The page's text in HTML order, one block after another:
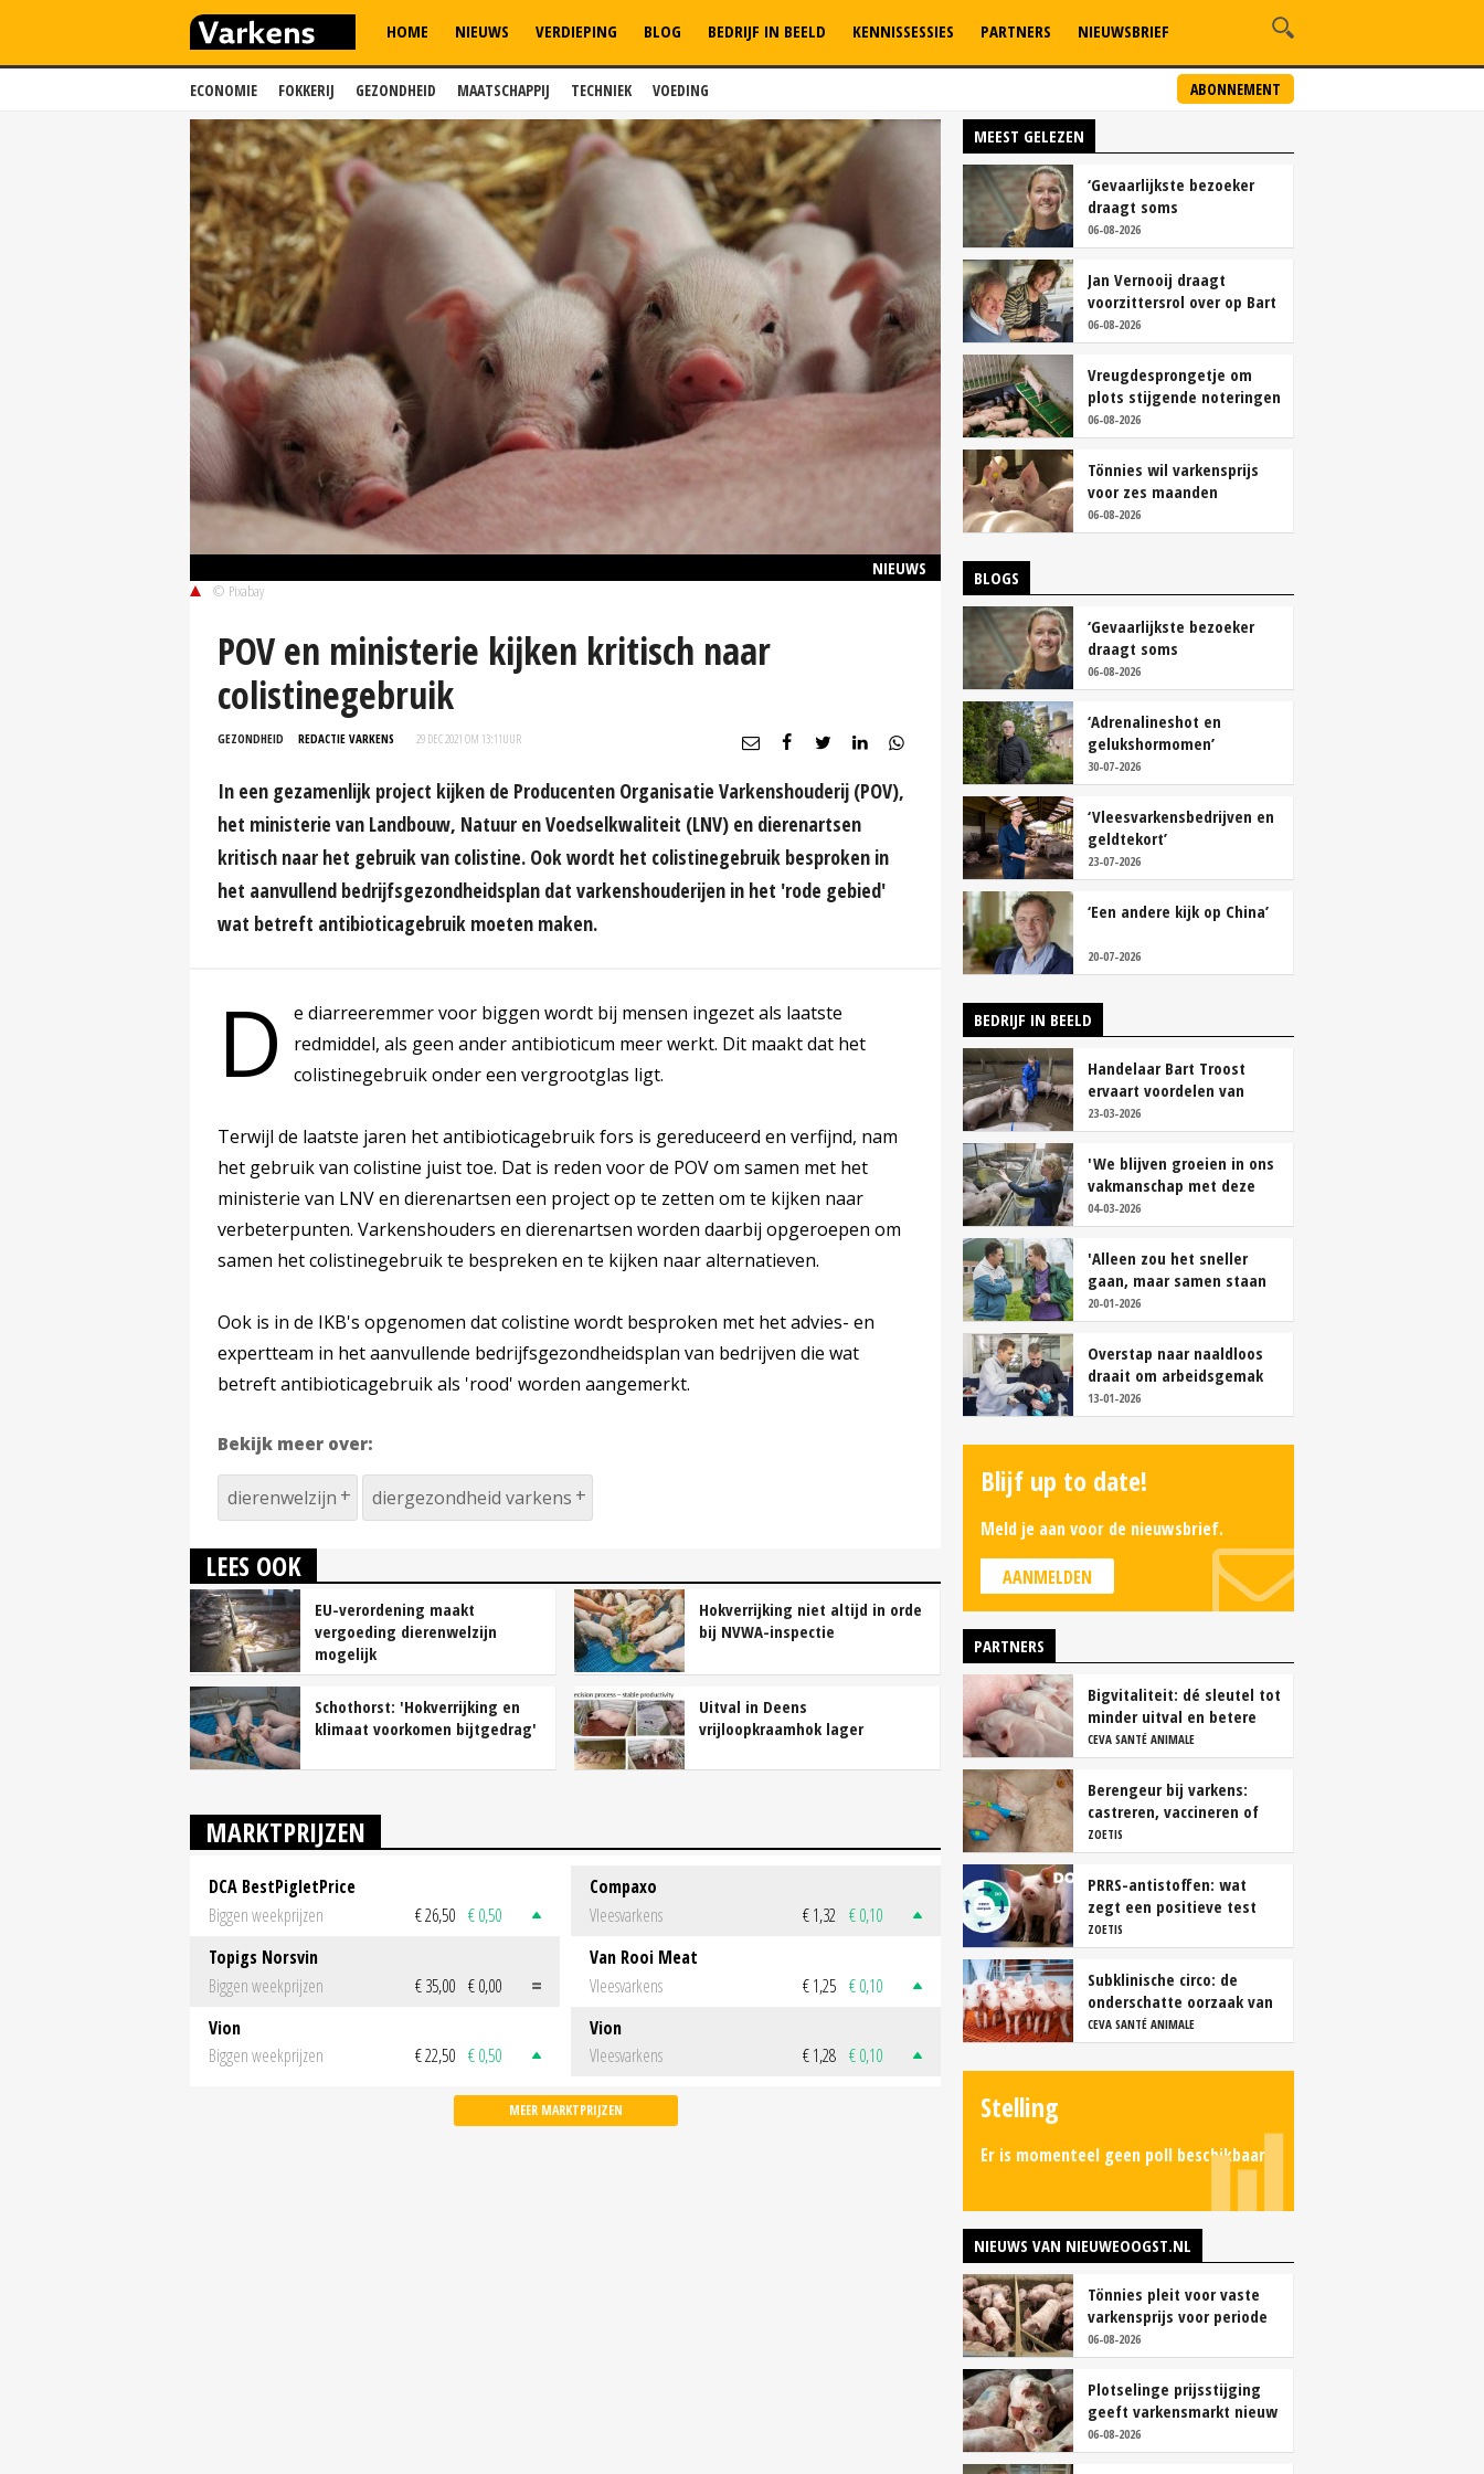
ECONOMIE FOKKERIJ GEZONDHEID MAATSCHAPPIJ TECHNIEK VOEDING ABONNEMENT
HOME NIEUWS VERDIEPING BLOG BEDRIJF IN BEELD KENNISSESSIES PARTNERS NIEUWSBRIEF
NIEUWS
© Pixabay
POV en ministerie kijken kritisch naar
colistinegebruik
GEZONDHEID REDACTIE VARKENS 29 DEC 2021 OM 13:11UUR
In een gezamenlijk project kijken de Producenten Organisatie Varkenshouderij (POV),
het ministerie van Landbouw, Natuur en Voedselkwaliteit (LNV) en dierenartsen
kritisch naar het gebruik van colistine. Ook wordt het colistinegebruik besproken in
het aanvullend bedrijfsgezondheidsplan dat varkenshouderijen in het 'rode gebied'
wat betreft antibioticagebruik moeten maken.
D
e diarreeremmer voor biggen wordt bij mensen ingezet als laatste
redmiddel, als geen ander antibioticum meer werkt. Dit maakt dat het
colistinegebruik onder een vergrootglas ligt.
Terwijl de laatste jaren het antibioticagebruik fors is gereduceerd en verfijnd, nam
het gebruik van colistine juist toe. Dat is reden voor de POV om samen met het
ministerie van LNV en dierenartsen een project op te zetten om te kijken naar
verbeterpunten. Varkenshouders en dierenartsen worden daarbij opgeroepen om
samen het colistinegebruik te bespreken en te kijken naar alternatieven.
Ook is in de IKB's opgenomen dat colistine wordt besproken met het advies- en
expertteam in het aanvullende bedrijfsgezondheidsplan van bedrijven die wat
betreft antibioticagebruik als 'rood' worden aangemerkt.
Bekijk meer over:
dierenwelzijn diergezondheid varkens
LEES OOK
EU-verordening maakt
vergoeding dierenwelzijn
mogelijk
Hokverrijking niet altijd in orde
bij NVWA-inspectie
Schothorst: 'Hokverrijking en
klimaat voorkomen bijtgedrag'
Uitval in Deens
vrijloopkraamhok lager
MARKTPRIJZEN
DCA BestPigletPrice
Biggen weekprijzen
€ 26,50 € 0,50
Topigs Norsvin
Biggen weekprijzen
€ 35,00 € 0,00
Vion
Biggen weekprijzen
€ 22,50 € 0,50
Compaxo
Vleesvarkens
€ 1,32 € 0,10
Van Rooi Meat
Vleesvarkens
€ 1,25 € 0,10
Vion
Vleesvarkens
€ 1,28 € 0,10
MEER MARKTPRIJZEN
MEEST GELEZEN
‘Gevaarlijkste bezoeker
draagt soms
overschoenen’
06-08-2026
Jan Vernooij draagt
voorzittersrol over op Bart
Camps
06-08-2026
Vreugdesprongetje om
plots stijgende noteringen
06-08-2026
Tönnies wil varkensprijs
voor zes maanden
vastleggen
06-08-2026
BLOGS
‘Gevaarlijkste bezoeker
draagt soms
overschoenen’
06-08-2026
‘Adrenalineshot en
gelukshormomen’
30-07-2026
‘Vleesvarkensbedrijven en
geldtekort’
23-07-2026
‘Een andere kijk op China’
20-07-2026
BEDRIJF IN BEELD
Handelaar Bart Troost
ervaart voordelen van
coöperatieve voerfusie
23-03-2026
'We blijven groeien in ons
vakmanschap met deze
teamaanpak'
04-03-2026
'Alleen zou het sneller
gaan, maar samen staan
we stukken sterker'
20-01-2026
Overstap naar naaldloos
draait om arbeidsgemak
en diervriendelijkheid
13-01-2026
Blijf up to date!
Meld je aan voor de nieuwsbrief.
AANMELDEN
PARTNERS
Bigvitaliteit: dé sleutel tot
minder uitval en betere
groei
CEVA SANTÉ ANIMALE
Berengeur bij varkens:
castreren, vaccineren of
intact houden?
ZOETIS
PRRS-antistoffen: wat
zegt een positieve test
echt?
ZOETIS
Subklinische circo: de
onderschatte oorzaak van
productieverlies
CEVA SANTÉ ANIMALE
Stelling
Er is momenteel geen poll beschikbaar.
NIEUWS VAN NIEUWEOOGST.NL
Tönnies pleit voor vaste
varkensprijs voor periode
van zes maanden
06-08-2026
Plotselinge prijsstijging
geeft varkensmarkt nieuw
perspectief
06-08-2026